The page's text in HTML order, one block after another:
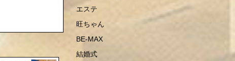
エステ
旺ちゃん
BE-MAX
結婚式